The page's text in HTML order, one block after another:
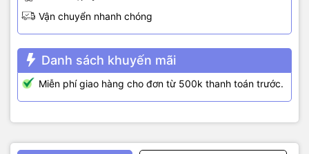
Vận chuyển nhanh chóng
Danh sách khuyến mãi
Miễn phí giao hàng cho đơn từ 500k thanh toán trước.
Gồm 4 chân: A+, A-, B+, B- cho phép kết nối với 4 đầu dây của
động cơ bước lưỡng cực.
+ Nguồn đầu vào là 10V – 35V.
+ Dòng cấp tối đa là 3A.